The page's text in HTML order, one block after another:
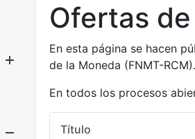
Mostrar/Ocultar
Mostrar/Ocultar
Ofertas
En esta página se hacen
de la Moneda (FNMT-RCM).
En todos los procesos
Título